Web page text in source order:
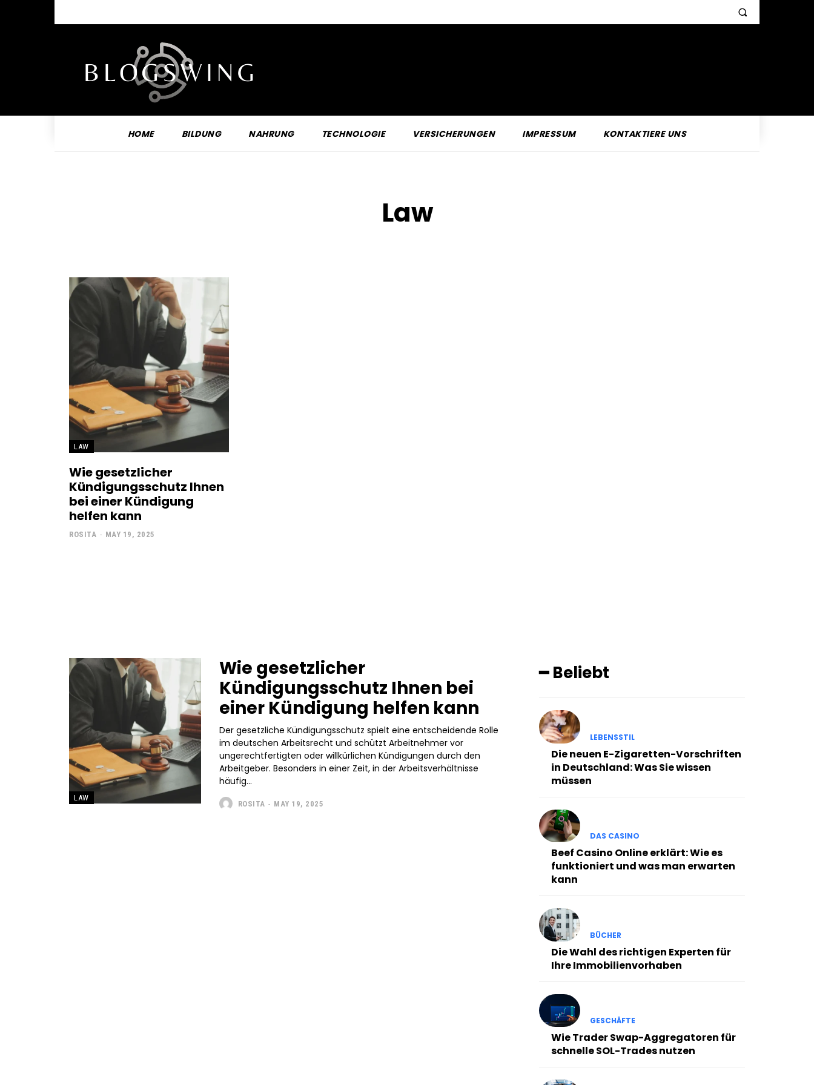
HOME BILDUNG NAHRUNG TECHNOLOGIE VERSICHERUNGEN IMPRESSUM KONTAKTIERE UNS
Law
LAW
Wie gesetzlicher
Kündigungsschutz Ihnen
bei einer Kündigung
helfen kann
ROSITA - MAY 19, 2025
LAW
Wie gesetzlicher
Kündigungsschutz Ihnen bei
einer Kündigung helfen kann
Der gesetzliche Kündigungsschutz spielt eine entscheidende Rolle
im deutschen Arbeitsrecht und schützt Arbeitnehmer vor
ungerechtfertigten oder willkürlichen Kündigungen durch den
Arbeitgeber. Besonders in einer Zeit, in der Arbeitsverhältnisse
häufig...
ROSITA - MAY 19, 2025
━ Beliebt
LEBENSSTIL
Die neuen E-Zigaretten-Vorschriften
in Deutschland: Was Sie wissen
müssen
DAS CASINO
Beef Casino Online erklärt: Wie es
funktioniert und was man erwarten
kann
BÜCHER
Die Wahl des richtigen Experten für
Ihre Immobilienvorhaben
GESCHÄFTE
Wie Trader Swap-Aggregatoren für
schnelle SOL-Trades nutzen